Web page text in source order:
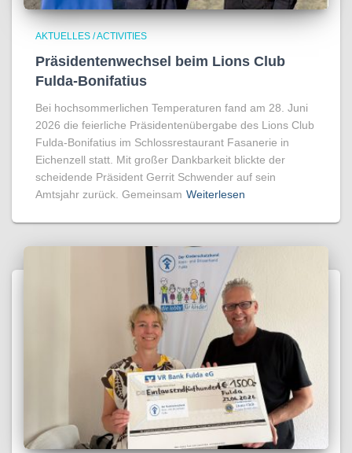
AKTUELLES / ACTIVITIES
Präsidentenwechsel beim Lions Club
Fulda-Bonifatius
Bei hochsommerlichen Temperaturen fand am 28. Juni
2026 die feierliche Präsidentenübergabe des Lions Club
Fulda-Bonifatius im Schlossrestaurant Fasanerie in
Eichenzell statt. Mit großer Dankbarkeit blickte der
scheidende Präsident Gerrit Schwender auf sein
Amtsjahr zurück. Gemeinsam Weiterlesen